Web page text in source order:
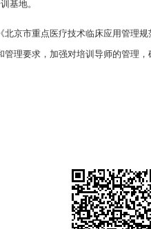
基地。
京市重点医疗技术临床应用管理
理要求，加强对培训导师的管理，